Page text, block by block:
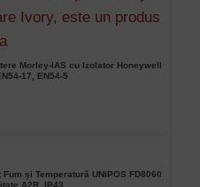
Morley-IAS cu Izolator Honeywell
17, EN54-5
și Temperatură UNIPOS FD8060
A2R, IP43